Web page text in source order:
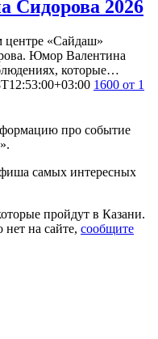
Сидорова 2026
центре «Сайдаш»
Юмор Валентина
которые…
1600 от 1
про событие
самых интересных
пройдут в Казани.
на сайте, сообщите